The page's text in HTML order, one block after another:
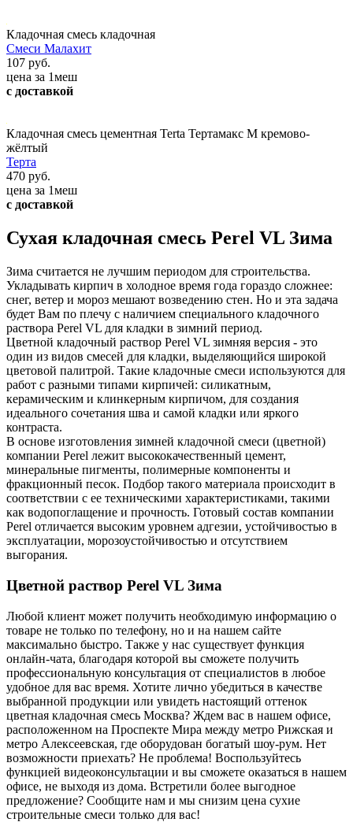
Кладочная смесь кладочная
Смеси Малахит
107 руб.
цена за 1меш
с доставкой
Кладочная смесь цементная Terta Тертамакс М кремово-
жёлтый
Терта
470 руб.
цена за 1меш
с доставкой
Сухая кладочная смесь Perel VL Зима
Зима считается не лучшим периодом для строительства.
Укладывать кирпич в холодное время года гораздо сложнее:
снег, ветер и мороз мешают возведению стен. Но и эта задача
будет Вам по плечу с наличием специального кладочного
раствора Perel VL для кладки в зимний период.
Цветной кладочный раствор Perel VL зимняя версия - это
один из видов смесей для кладки, выделяющийся широкой
цветовой палитрой. Такие кладочные смеси используются для
работ с разными типами кирпичей: силикатным,
керамическим и клинкерным кирпичом, для создания
идеального сочетания шва и самой кладки или яркого
контраста.
В основе изготовления зимней кладочной смеси (цветной)
компании Perel лежит высококачественный цемент,
минеральные пигменты, полимерные компоненты и
фракционный песок. Подбор такого материала происходит в
соответствии с ее техническими характеристиками, такими
как водопоглащение и прочность. Готовый состав компании
Perel отличается высоким уровнем адгезии, устойчивостью в
эксплуатации, морозоустойчивостью и отсутствием
выгорания.
Цветной раствор Perel VL Зима
Любой клиент может получить необходимую информацию о
товаре не только по телефону, но и на нашем сайте
максимально быстро. Также у нас существует функция
онлайн-чата, благодаря которой вы сможете получить
профессиональную консультация от специалистов в любое
удобное для вас время. Хотите лично убедиться в качестве
выбранной продукции или увидеть настоящий оттенок
цветная кладочная смесь Москва? Ждем вас в нашем офисе,
расположенном на Проспекте Мира между метро Рижская и
метро Алексеевская, где оборудован богатый шоу-рум. Нет
возможности приехать? Не проблема! Воспользуйтесь
функцией видеоконсультации и вы сможете оказаться в нашем
офисе, не выходя из дома. Встретили более выгодное
предложение? Сообщите нам и мы снизим цена сухие
строительные смеси только для вас!